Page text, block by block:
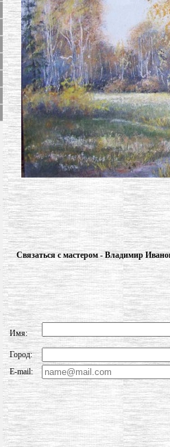
Связаться с мастером - Владимир
Имя:
Город:
E-mail: